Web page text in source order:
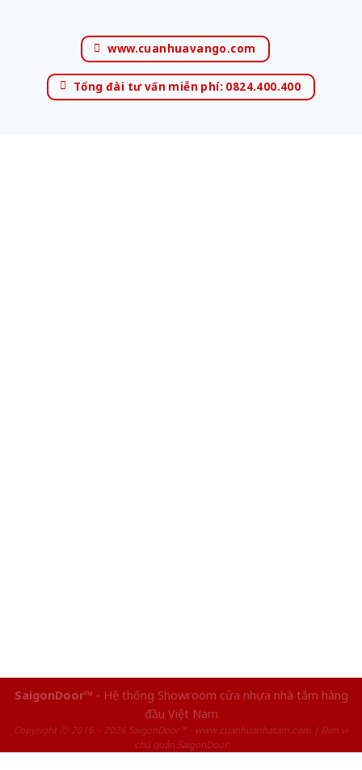
www.cuanhuavango.com
Tổng đài tư vấn miễn phí: 0824.400.400
SaigonDoor™ - Hệ thống Showroom cửa nhựa nhà tắm hàng
đầu Việt Nam
Copyright ⓒ 2016 – 2026 SaigonDoor™ - www.cuanhuanhatam.com | Đơn vị
chủ quản SaigonDoor